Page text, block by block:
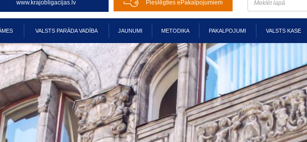
www.krajobligacijas.lv Pieslēgties ePakalpojumiem
VALSTS PARĀDA VADĪBA JAUNUMI METODIKA PAKALPOJUMI VALSTS KASE